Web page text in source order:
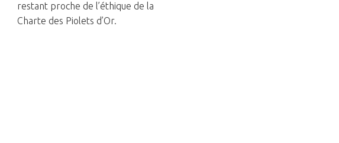
restant proche de l’éthique de la
Charte des Piolets d’Or.